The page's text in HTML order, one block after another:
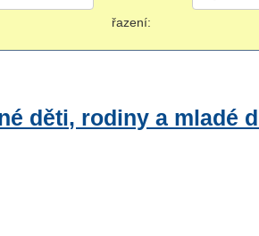
řazení:
děti, rodiny a mladé